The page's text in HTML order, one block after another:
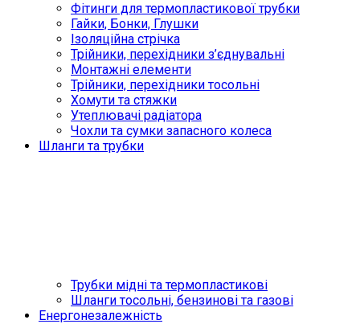
Фітинги для термопластикової трубки
Гайки, Бонки, Глушки
Ізоляційна стрічка
Трійники, перехідники з’єднувальні
Монтажні елементи
Трійники, перехідники тосольні
Хомути та стяжки
Утеплювачі радіатора
Чохли та сумки запасного колеса
Шланги та трубки
Трубки мідні та термопластикові
Шланги тосольні, бензинові та газові
Енергонезалежність